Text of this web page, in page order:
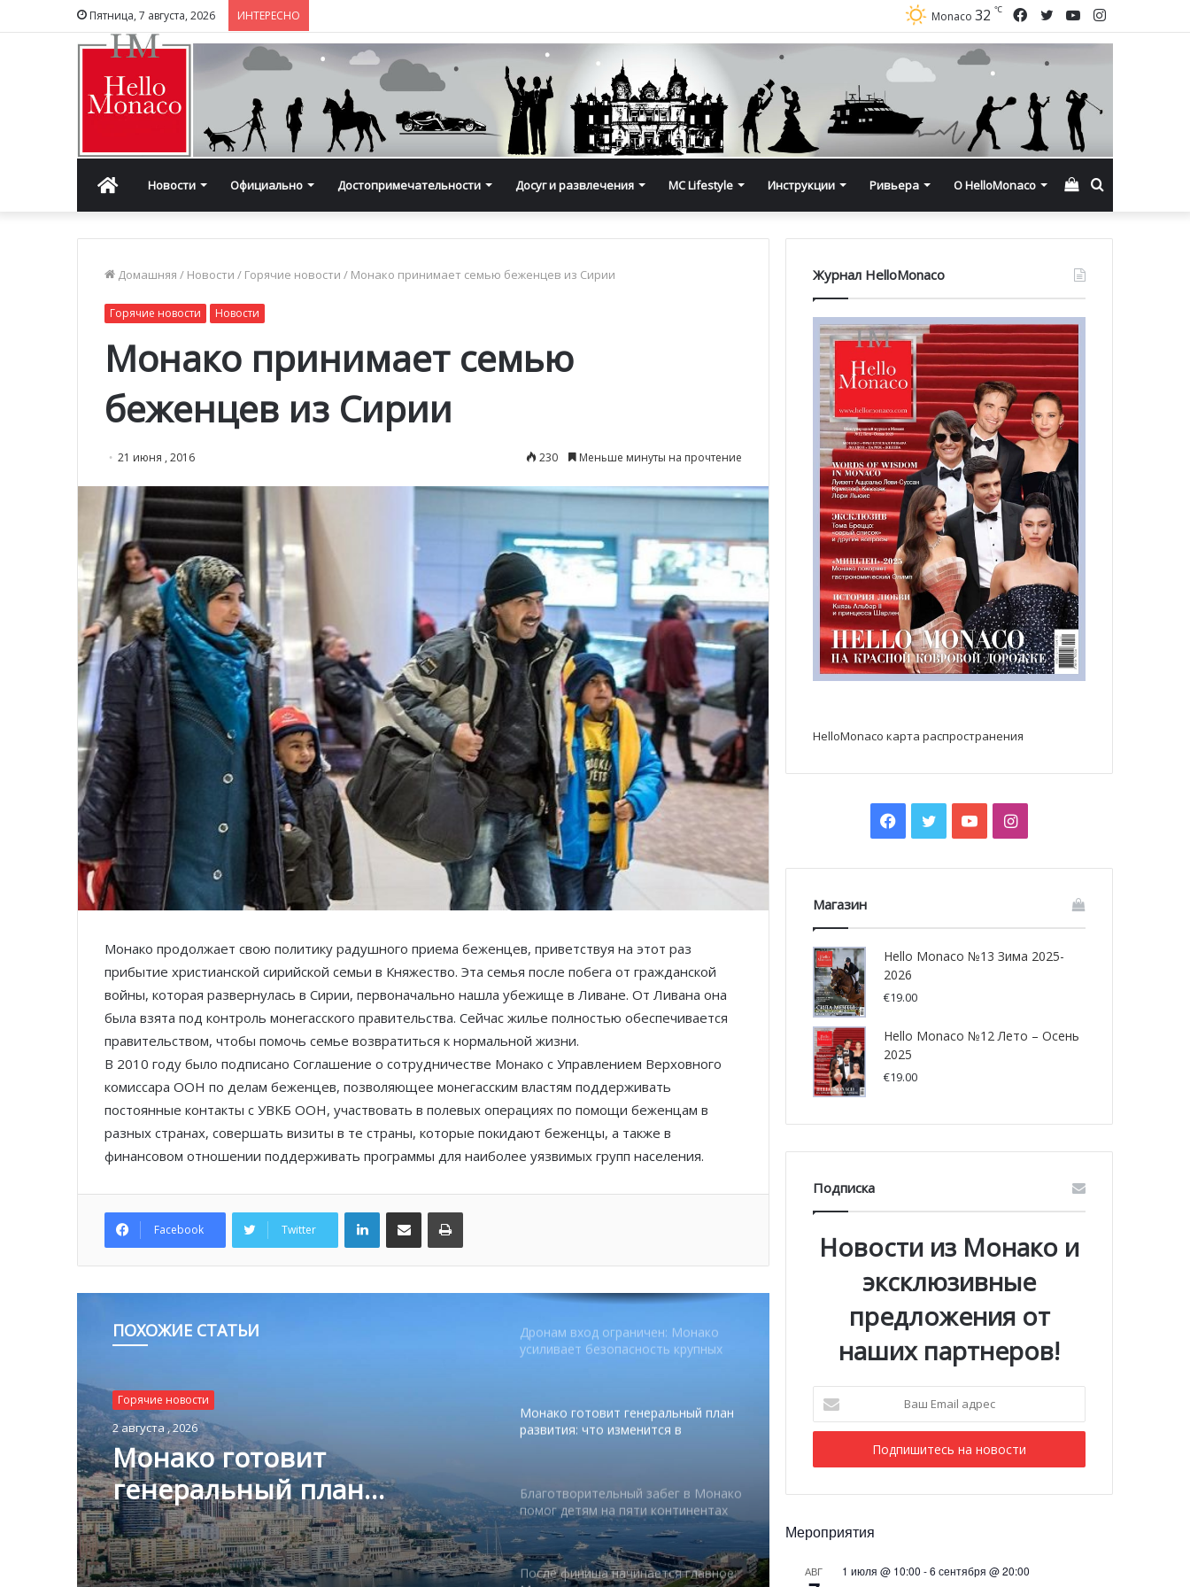
Пятница, 7 августа, 2026 ИНТЕРЕСНО Instagram
YouTube
Twitter
Facebook
Monaco 32 ℃
ГлавнаяНовости Официально Достопримечательности Досуг и развлечения MC Lifestyle Инструкции Ривьера О HelloMonaco Смотреть
корзину
Домашняя / Новости / Горячие новости / Монако принимает семью беженцев из Сирии
Горячие новости Новости
Монако принимает семью
беженцев из Сирии
21 июня , 2016 230 Меньше минуты на прочтение
Монако продолжает свою политику радушного приема беженцев, приветствуя на этот раз
прибытие христианской сирийской семьи в Княжество. Эта семья после побега от гражданской
войны, которая развернулась в Сирии, первоначально нашла убежище в Ливане. От Ливана она
была взята под контроль монегасского правительства. Сейчас жилье полностью обеспечивается
правительством, чтобы помочь семье возвратиться к нормальной жизни.
В 2010 году было подписано Соглашение о сотрудничестве Монако с Управлением Верховного
комиссара ООН по делам беженцев, позволяющее монегасским властям поддерживать
постоянные контакты с УВКБ ООН, участвовать в полевых операциях по помощи беженцам в
разных странах, совершать визиты в те страны, которые покидают беженцы, а также в
финансовом отношении поддерживать программы для наиболее уязвимых групп населения.
Facebook Twitter
LinkedInПоделиться по электронной почте Распечатать
ПОХОЖИЕ СТАТЬИ
Горячие новости
2 августа , 2026
Монако готовит
генеральный план
развития: что изменится в
Княжестве
Шарлен посетили 77-й Бал
Красного Креста Монако
Шарль Леклер вновь в борьбе:
Ferrari набирает скорость перед
паузой
SBM и Be Safe Monaco продлили
партнёрство ради безопасных
летних ночей
FESTIVAL готовит вечер мирового
Дронам вход ограничен: Монако
усиливает безопасность крупных
Монако готовит генеральный план
развития: что изменится в
Благотворительный забег в Монако
помог детям на пяти континентах
После финиша начинается главное:
Журнал HelloMonaco
HelloMonaco карта распространения
Facebook
TwitterYouTubeInstagram
Магазин
Hello Monaco №13 Зима 2025-
2026
€19.00
Hello Monaco №12 Лето – Осень
2025
€19.00
Подписка
Новости из Монако и
эксклюзивные
предложения от
наших партнеров!
Email
адрес
Мероприятия
АВГ 1 июля @ 10:00 -6 сентября @ 20:00